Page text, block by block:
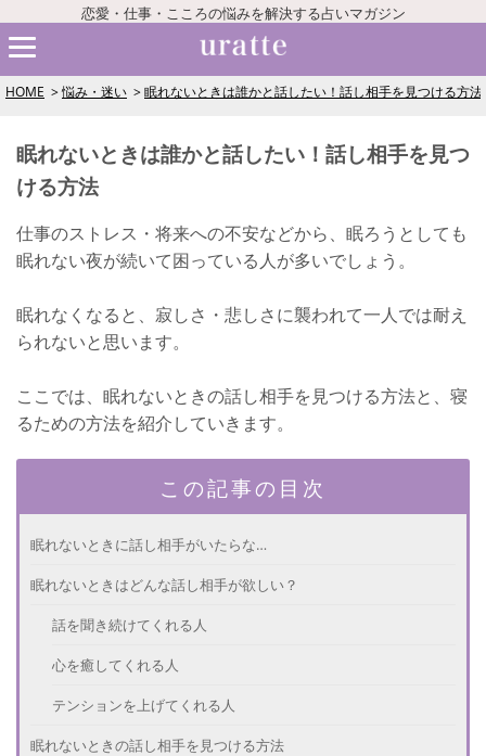
恋愛・仕事・こころの悩みを解決する占いマガジン
HOME 悩み・迷い 眠れないときは誰かと話したい！話し相手を見つける方法
眠れないときは誰かと話したい！話し相手を見つ
ける方法
仕事のストレス・将来への不安などから、眠ろうとしても
眠れない夜が続いて困っている人が多いでしょう。
眠れなくなると、寂しさ・悲しさに襲われて一人では耐え
られないと思います。
ここでは、眠れないときの話し相手を見つける方法と、寝
るための方法を紹介していきます。
この記事の目次
眠れないときに話し相手がいたらな…
眠れないときはどんな話し相手が欲しい？
話を聞き続けてくれる人
心を癒してくれる人
テンションを上げてくれる人
眠れないときの話し相手を見つける方法